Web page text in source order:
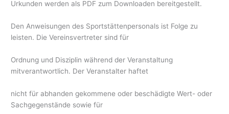
Urkunden werden als PDF zum Downloaden bereitgestellt.
Den Anweisungen des Sportstättenpersonals ist Folge zu
leisten. Die Vereinsvertreter sind für
Ordnung und Disziplin während der Veranstaltung
mitverantwortlich. Der Veranstalter haftet
nicht für abhanden gekommene oder beschädigte Wert- oder
Sachgegenstände sowie für